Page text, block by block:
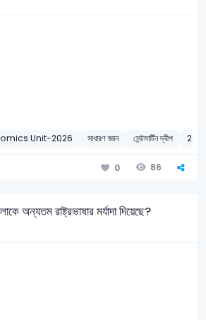
Unit-2026 সাধারণ জ্ঞান সেন্টমার্টিন দ্বীপ
0 86
অন্যতম রাষ্ট্রভাষার মর্যাদা দিয়েছে?